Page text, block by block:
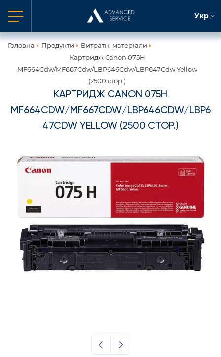
Укр
Головна Продукти
Витратні матеріали
Картридж Canon 075H
MF664Cdw/MF667Cdw/LBP646Cdw/LBP647Cdw Yellow
(2500 стор.)
КАРТРИДЖ CANON 075H
MF664CDW/MF667CDW/LBP646CDW/LBP6
47CDW YELLOW (2500 СТОР.)